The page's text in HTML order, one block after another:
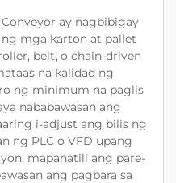
ay nagbibigay
mga karton at pallet
belt, o chain-driven
na kalidad ng
ng minimum na paglis
nababawasan ang
i-adjust ang bilis ng
ng PLC o VFD upang
mapanatili ang pare-
ang pagbara sa